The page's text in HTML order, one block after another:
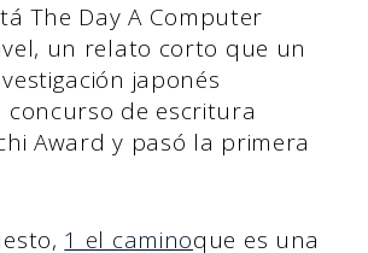
The Day A Computer
un relato corto que un
japonés
concurso de escritura
Award y pasó la primera
1 el caminoque es una